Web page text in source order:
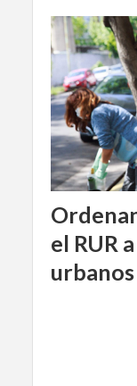
el RUR
urbanos